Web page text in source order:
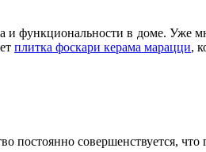
функциональности в доме. Уже
плитка фоскари керама марацци,
постоянно совершенствуется,